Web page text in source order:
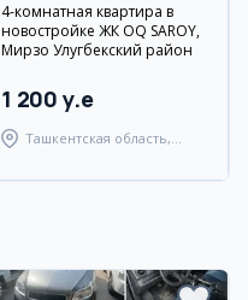
4-комнатная квартира в
новостройке ЖК OQ SAROY,
Мирзо Улугбекский район
1 200 y.e
Ташкентская область,